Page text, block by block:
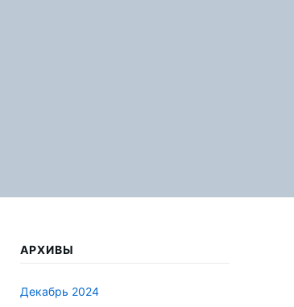
АРХИВЫ
Декабрь 2024